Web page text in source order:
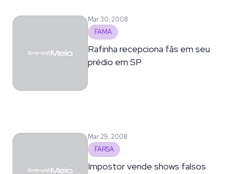
Mar 30, 2008
FAMA
Rafinha recepciona fãs em seu
prédio em SP
Mar 29, 2008
FARSA
Impostor vende shows falsos